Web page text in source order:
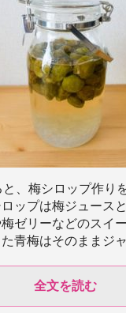
、梅シロップ作り
ップは梅ジュース
ゼリーなどのスイ
青梅はそのままジ
全文を読む